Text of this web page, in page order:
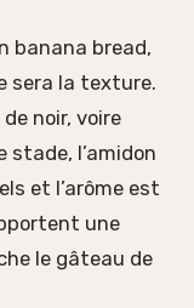
banana bread,
sera la texture.
noir, voire
stade, l’amidon
et l’arôme est
une
le gâteau de